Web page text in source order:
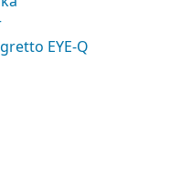
EYE-Q